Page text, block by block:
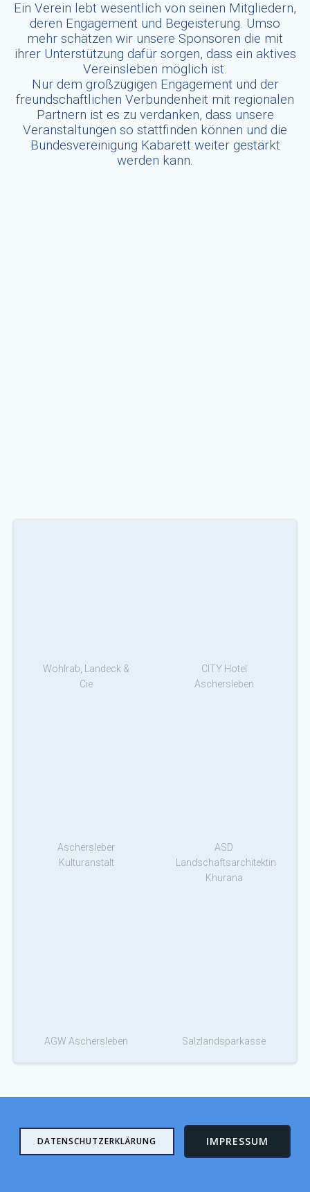
Ein Verein lebt wesentlich von seinen Mitgliedern,
deren Engagement und Begeisterung. Umso
mehr schätzen wir unsere Sponsoren die mit
ihrer Unterstützung dafür sorgen, dass ein aktives
Vereinsleben möglich ist.
Nur dem großzügigen Engagement und der
freundschaftlichen Verbundenheit mit regionalen
Partnern ist es zu verdanken, dass unsere
Veranstaltungen so stattfinden können und die
Bundesvereinigung Kabarett weiter gestärkt
werden kann.
Wohlrab, Landeck &
Cie
CITY Hotel
Aschersleben
Aschersleber
Kulturanstalt
ASD
Landschaftsarchitektin
Khurana
AGW Aschersleben Salzlandsparkasse
DATENSCHUTZERKLÄRUNG IMPRESSUM